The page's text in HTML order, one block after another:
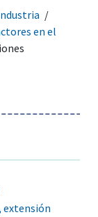
en el
extensión